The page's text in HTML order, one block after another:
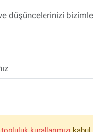
topluluk kurallarımızı kabul